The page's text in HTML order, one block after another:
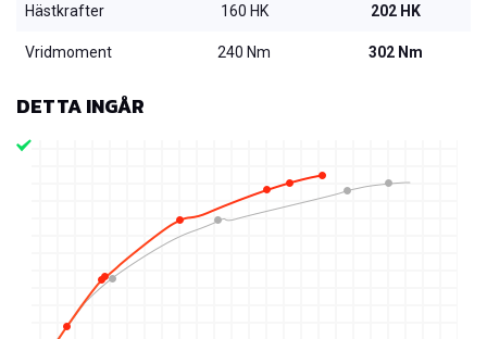
Hästkrafter 160 HK 202 HK
Vridmoment 240 Nm 302 Nm
DETTA INGÅR